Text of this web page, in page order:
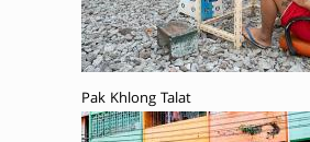
Pak Khlong Talat